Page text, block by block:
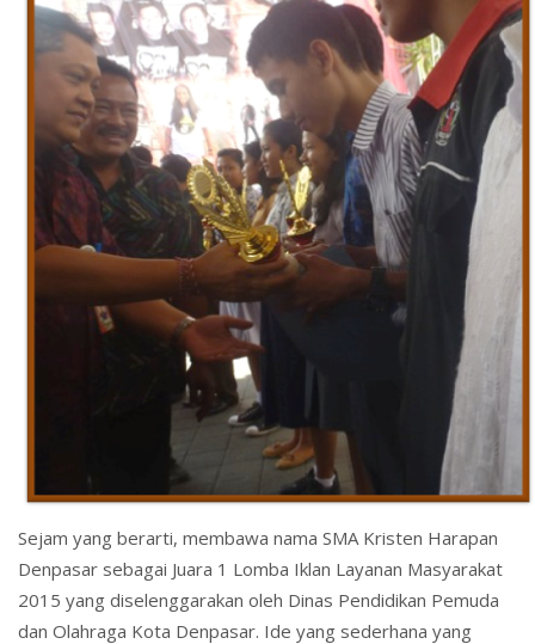
Sejam yang berarti, membawa nama SMA Kristen Harapan
Denpasar sebagai Juara 1 Lomba Iklan Layanan Masyarakat
2015 yang diselenggarakan oleh Dinas Pendidikan Pemuda
dan Olahraga Kota Denpasar. Ide yang sederhana yang